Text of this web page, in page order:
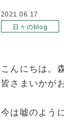
2021.06.17
日々のblog
こんにちは。
皆さまいかが
今は嘘のよう